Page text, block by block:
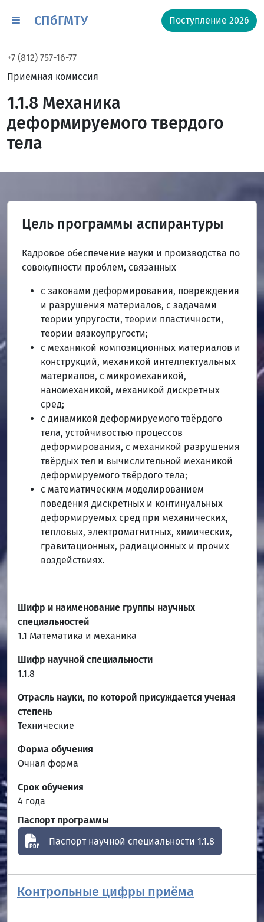
СПбГМТУ Поступление 2026
+7 (812) 757-16-77
Приемная комиссия
1.1.8 Механика
деформируемого твердого
тела
Цель программы аспирантуры
Кадровое обеспечение науки и производства по
совокупности проблем, связанных
с законами деформирования, повреждения
и разрушения материалов, с задачами
теории упругости, теории пластичности,
теории вязкоупругости;
с механикой композиционных материалов и
конструкций, механикой интеллектуальных
материалов, с микромеханикой,
наномеханикой, механикой дискретных
сред;
с динамикой деформируемого твёрдого
тела, устойчивостью процессов
деформирования, с механикой разрушения
твёрдых тел и вычислительной механикой
деформируемого твёрдого тела;
с математическим моделированием
поведения дискретных и континуальных
деформируемых сред при механических,
тепловых, электромагнитных, химических,
гравитационных, радиационных и прочих
воздействиях.
Шифр и наименование группы научных
специальностей
1.1 Математика и механика
Шифр научной специальности
1.1.8
Отрасль науки, по которой присуждается ученая
степень
Технические
Форма обучения
Очная форма
Срок обучения
4 года
Паспорт программы
Паспорт научной специальности 1.1.8
Контрольные цифры приёма